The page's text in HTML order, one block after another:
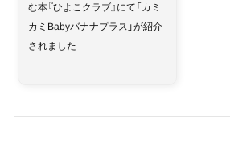
む本『ひよこクラブ』にて「カミ
カミBabyバナナプラス」が紹介
されました